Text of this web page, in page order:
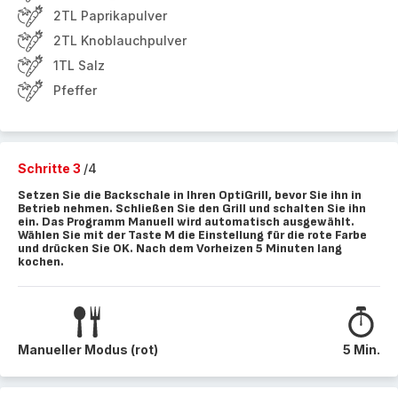
2TL Paprikapulver
2TL Knoblauchpulver
1TL Salz
Pfeffer
Schritte 3 /4
Setzen Sie die Backschale in Ihren OptiGrill, bevor Sie ihn in
Betrieb nehmen. Schließen Sie den Grill und schalten Sie ihn
ein. Das Programm Manuell wird automatisch ausgewählt.
Wählen Sie mit der Taste M die Einstellung für die rote Farbe
und drücken Sie OK. Nach dem Vorheizen 5 Minuten lang
kochen.
Manueller Modus (rot) 5 Min.